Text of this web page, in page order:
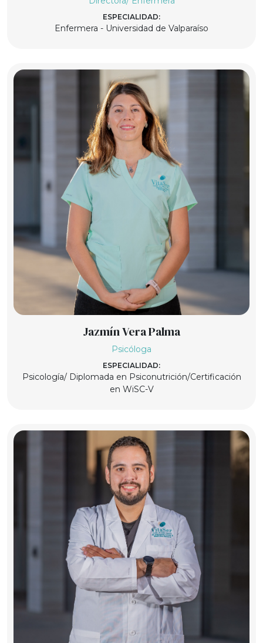
ESPECIALIDAD:
Enfermera - Universidad de Valparaíso
Jazmín Vera Palma
Psicóloga
ESPECIALIDAD:
Psicología/ Diplomada en Psiconutrición/Certificación
en WiSC-V